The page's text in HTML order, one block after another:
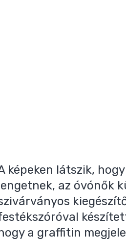
képeken látszik,
az óvónők
a graffitin